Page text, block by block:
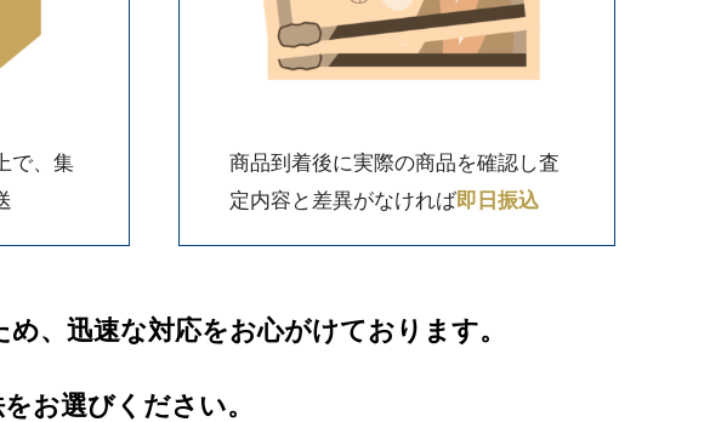
で、集
商品到着後に実際の商品を確認し査
定内容と差異がなければ即日振込
、迅速な対応をお心がけております。
お選びください。